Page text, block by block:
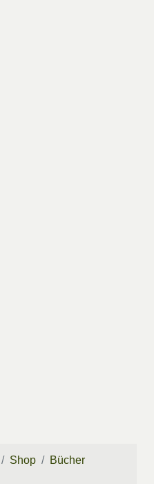
Shop
Bücher